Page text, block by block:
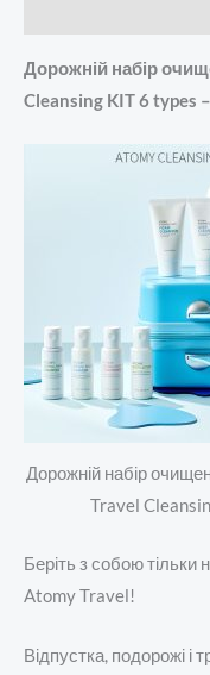
Дорожній набір
Cleansing KIT 6 types –
Дорожній набір
Travel
Беріть з собою
Atomy Travel!
Відпустка, подорожі і